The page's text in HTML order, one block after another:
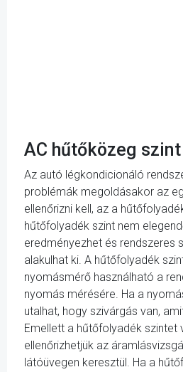
AC hűtőközeg
Az autó légkondicionáló
problémák megoldásakor az
ellenőrizni kell, az a
hűtőfolyadék szint nem
eredményezhet és rendszeres
alakulhat ki. A hűtőfolyadék
nyomásmérő használható a
nyomás mérésére. Ha a
utalhat, hogy szivárgás van,
Emellett a hűtőfolyadék szintet
ellenőrizhetjük az
látóüvegen keresztül. Ha a